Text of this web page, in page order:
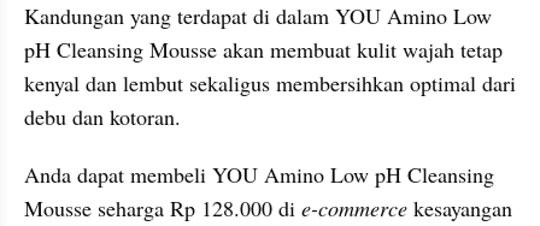
Kandungan yang terdapat di dalam YOU Amino Low
pH Cleansing Mousse akan membuat kulit wajah tetap
kenyal dan lembut sekaligus membersihkan optimal dari
debu dan kotoran.
Anda dapat membeli YOU Amino Low pH Cleansing
Mousse seharga Rp 128.000 di e-commerce kesayangan